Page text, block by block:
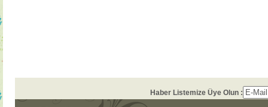
Haber Listemize Üye Olun :